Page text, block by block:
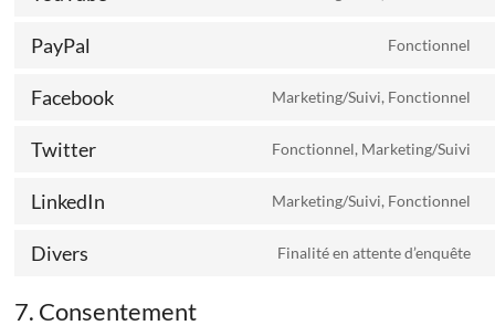
PayPal Fonctionnel
Facebook Marketing/Suivi, Fonctionnel
Twitter Fonctionnel, Marketing/Suivi
LinkedIn Marketing/Suivi, Fonctionnel
Divers Finalité en attente d’enquête
7. Consentement